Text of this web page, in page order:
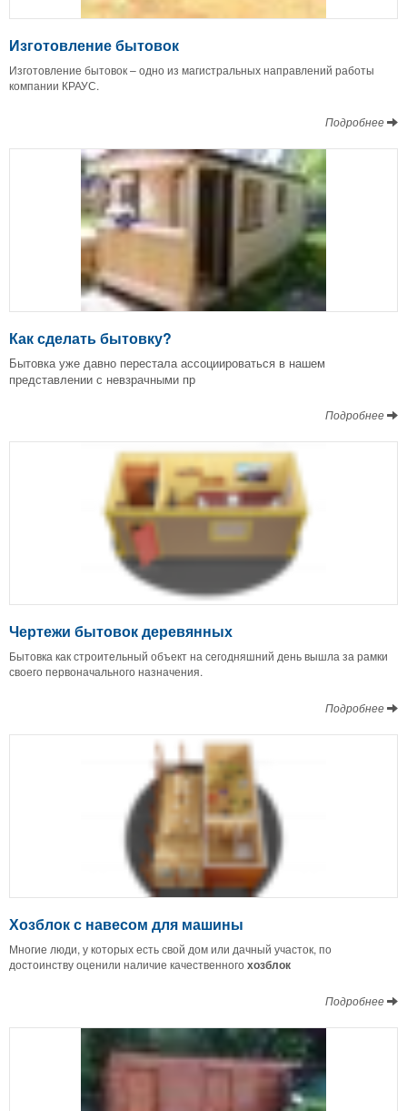
Изготовление бытовок
Изготовление бытовок – одно из магистральных направлений работы
компании КРАУС.
Подробнее
Как сделать бытовку?
Бытовка уже давно перестала ассоциироваться в нашем
представлении с невзрачными пр
Подробнее
Чертежи бытовок деревянных
Бытовка как строительный объект на сегодняшний день вышла за рамки
своего первоначального назначения.
Подробнее
Хозблок с навесом для машины
Многие люди, у которых есть свой дом или дачный участок, по
достоинству оценили наличие качественногохозблок
Подробнее